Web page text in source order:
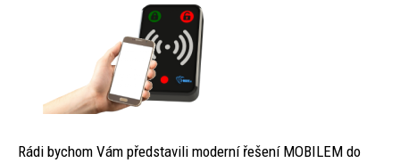
Rádi bychom Vám představili moderní řešení MOBILEM do